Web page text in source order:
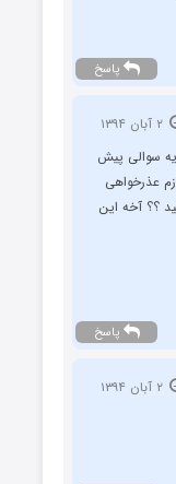
پاسخ
۲ آبان ۱۳۹۴
سوالی پیش
عذرخواهی
؟؟ آخه این
پاسخ
۲ آبان ۱۳۹۴